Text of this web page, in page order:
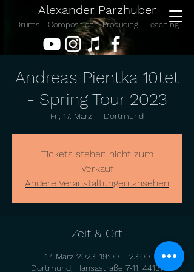
Alexander Parzhuber
Drums - Composition - Producing - Teaching
Andreas Pientka 10tet
- Spring Tour 2023
Fr., 17. März
  |
Dortmund
Tickets stehen nicht zum
Verkauf
Andere Veranstaltungen ansehen
Zeit & Ort
17. März 2023, 19:00 – 23:00
Dortmund, Hansastraße 7-11, 44137